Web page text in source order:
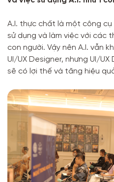
A.I. thực chất là một công
sử dụng và làm việc với các
con người. Vậy nên A.I. vẫn
UI/UX Designer, nhưng UI/
sẽ có lợi thế và tăng hiệu